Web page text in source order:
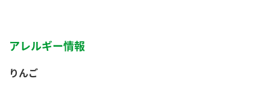
アレルギー情報
りんご